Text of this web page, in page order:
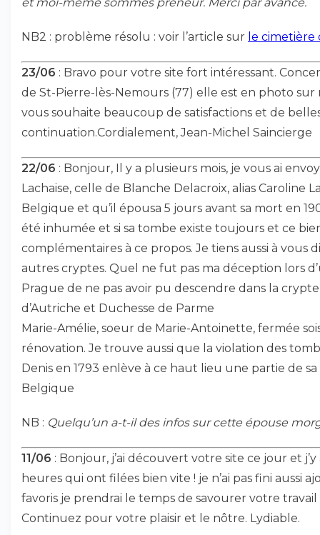
NB2 : problème résolu : voir l’article sur le cimetière
23/06 : Bravo pour votre site fort intéressant.
de St-Pierre-lès-Nemours (77) elle est en photo sur
vous souhaite beaucoup de satisfactions et de
continuation.Cordialement, Jean-Michel Saincierge
22/06 : Bonjour, Il y a plusieurs mois, je vous ai
Lachaise, celle de Blanche Delacroix, alias Caroline
Belgique et qu’il épousa 5 jours avant sa mort en
été inhumée et si sa tombe existe toujours et ce
complémentaires à ce propos. Je tiens aussi à vous
autres cryptes. Quel ne fut pas ma déception lors
Prague de ne pas avoir pu descendre dans la
d’Autriche et Duchesse de Parme
Marie-Amélie, soeur de Marie-Antoinette, fermée
rénovation. Je trouve aussi que la violation des
Denis en 1793 enlève à ce haut lieu une partie de
Belgique
NB : Quelqu’un a-t-il des infos sur cette épouse
11/06 : Bonjour, j’ai découvert votre site ce jour et
heures qui ont filées bien vite ! je n’ai pas fini aussi
favoris je prendrai le temps de savourer votre
Continuez pour votre plaisir et le nôtre. Lydiable.